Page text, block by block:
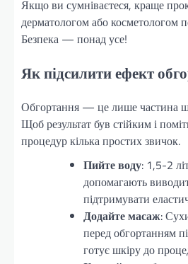
Якщо ви сумніваєтеся, краще
дерматологом або косметологом
Безпека — понад усе!
Як підсилити ефект
Обгортання — це лише частина
Щоб результат був стійким і
процедур кілька простих звичок.
Пийте воду: 1,5-2
допомагають
підтримувати
Додайте масаж:
перед обгортанням
готує шкіру до